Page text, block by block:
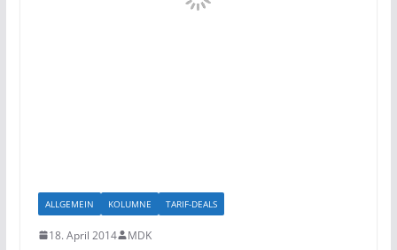
ALLGEMEIN KOLUMNE TARIF-DEALS
18. April 2014 MDK